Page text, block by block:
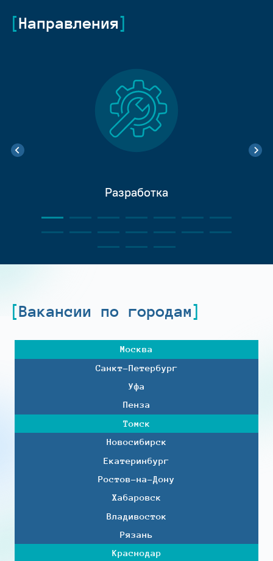
Направления
Разработка
Вакансии по городам
Москва
Санкт-Петербург
Уфа
Пенза
Томск
Новосибирск
Екатеринбург
Ростов-на-Дону
Хабаровск
Владивосток
Рязань
Краснодар